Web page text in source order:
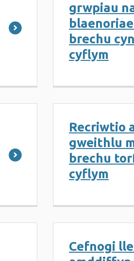
grwpiau
brechu
cyflym
Recriwtio
gweithlu
brechu
cyflym
Cefnogi